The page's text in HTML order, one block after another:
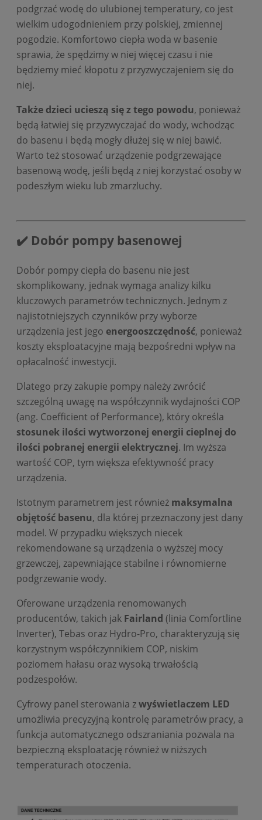
podgrzać wodę do ulubionej temperatury, co jest
wielkim udogodnieniem przy polskiej, zmiennej
pogodzie. Komfortowo ciepła woda w basenie
sprawia, że spędzimy w niej więcej czasu i nie
będziemy mieć kłopotu z przyzwyczajeniem się do
niej.
Także dzieci ucieszą się z tego powodu, ponieważ
będą łatwiej się przyzwyczajać do wody, wchodząc
do basenu i będą mogły dłużej się w niej bawić.
Warto też stosować urządzenie podgrzewające
basenową wodę, jeśli będą z niej korzystać osoby w
podeszłym wieku lub zmarzluchy.
✔️ Dobór pompy basenowej
Dobór pompy ciepła do basenu nie jest
skomplikowany, jednak wymaga analizy kilku
kluczowych parametrów technicznych. Jednym z
najistotniejszych czynników przy wyborze
urządzenia jest jego energooszczędność, ponieważ
koszty eksploatacyjne mają bezpośredni wpływ na
opłacalność inwestycji.
Dlatego przy zakupie pompy należy zwrócić
szczególną uwagę na współczynnik wydajności COP
(ang. Coefficient of Performance), który określa
stosunek ilości wytworzonej energii cieplnej do
ilości pobranej energii elektrycznej. Im wyższa
wartość COP, tym większa efektywność pracy
urządzenia.
Istotnym parametrem jest również maksymalna
objętość basenu, dla której przeznaczony jest dany
model. W przypadku większych niecek
rekomendowane są urządzenia o wyższej mocy
grzewczej, zapewniające stabilne i równomierne
podgrzewanie wody.
Oferowane urządzenia renomowanych
producentów, takich jak Fairland (linia Comfortline
Inverter), Tebas oraz Hydro-Pro, charakteryzują się
korzystnym współczynnikiem COP, niskim
poziomem hałasu oraz wysoką trwałością
podzespołów.
Cyfrowy panel sterowania zwyświetlaczem LED
umożliwia precyzyjną kontrolę parametrów pracy, a
funkcja automatycznego odszraniania pozwala na
bezpieczną eksploatację również w niższych
temperaturach otoczenia.